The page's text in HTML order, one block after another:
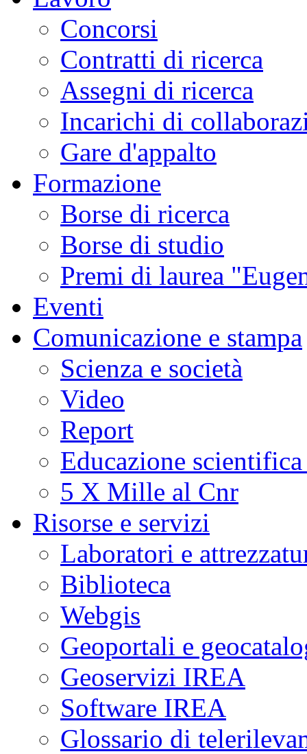
Concorsi
Contratti di ricerca
Assegni di ricerca
Incarichi di
Gare d'appalto
Formazione
Borse di ricerca
Borse di studio
Premi di laurea
Eventi
Comunicazione e stampa
Scienza e società
Video
Report
Educazione
5 X Mille al Cnr
Risorse e servizi
Laboratori e
Biblioteca
Webgis
Geoportali e
Geoservizi IREA
Software IREA
Glossario di